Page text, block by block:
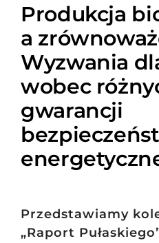
Produkcja
a
Wyzwania
wobec
gwarancji
Przedstawiamy
„Raport